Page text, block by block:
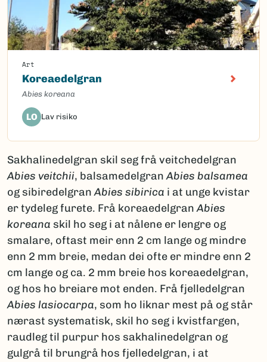
Art
Koreaedelgran
Abies koreana
LO Lav risiko
Sakhalinedelgran skil seg frå veitchedelgran
Abies veitchii, balsamedelgranAbies balsamea
og sibiredelgranAbies sibirica i at unge kvistar
er tydeleg furete. Frå koreaedelgranAbies
koreana skil ho seg i at nålene er lengre og
smalare, oftast meir enn 2 cm lange og mindre
enn 2 mm breie, medan dei ofte er mindre enn 2
cm lange og ca. 2 mm breie hos koreaedelgran,
og hos ho breiare mot enden. Frå fjelledelgran
Abies lasiocarpa, som ho liknar mest på og står
nærast systematisk, skil ho seg i kvistfargen,
raudleg til purpur hos sakhalinedelgran og
gulgrå til brungrå hos fjelledelgran, i at